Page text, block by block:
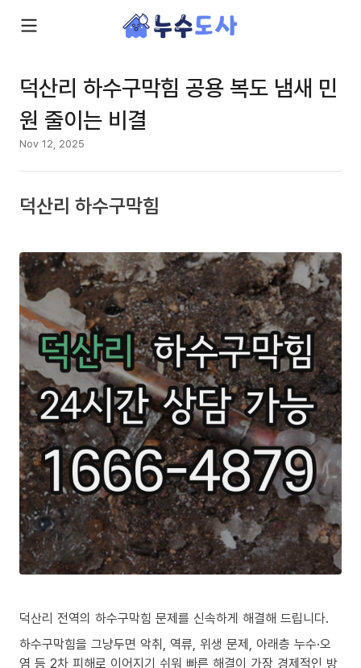
덕산리 하수구막힘 공용 복도 냄새 민
원 줄이는 비결
Nov 12, 2025
덕산리 하수구막힘
덕산리 전역의 하수구막힘 문제를 신속하게 해결해 드립니다.
하수구막힘을 그냥두면 악취, 역류, 위생 문제, 아래층 누수·오
염 등 2차 피해로 이어지기 쉬워 빠른 해결이 가장 경제적인 방